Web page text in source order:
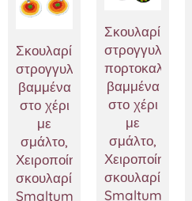
Σκουλαρίκια
στρογγυλά
βαμμένα
στο χέρι
με
σμάλτο,
Χειροποίητα
σκουλαρίκια
Smaltum
Σκουλαρίκια
στρογγυλά
πορτοκαλί
βαμμένα
στο χέρι
με
σμάλτο,
Χειροποίητα
σκουλαρίκια
Smaltum